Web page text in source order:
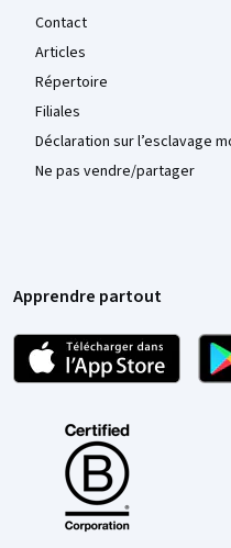
Contact
Articles
Répertoire
Filiales
Déclaration sur l’esclavage
Ne pas vendre/partager
Apprendre partout